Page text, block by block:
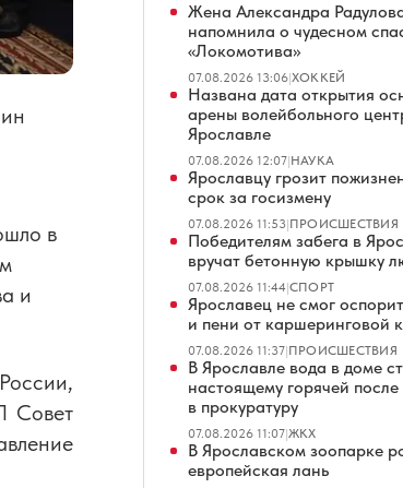
в
и
Совет
Жена Александра
напомнила о чудесном
«Локомотива»
07.08.2026 13:06|ХОККЕЙ
Названа дата открытия
арены волейбольного
Ярославле
07.08.2026 12:07|НАУКА
Ярославцу грозит
срок за госизмену
07.08.2026 11:53|ПРОИСШЕСТВИЯ
Победителям забега в
вручат бетонную крышку
07.08.2026 11:44|СПОРТ
Ярославец не смог
и пени от каршеринговой
07.08.2026 11:37|ПРОИСШЕСТВИЯ
В Ярославле вода в доме
настоящему горячей
в прокуратуру
07.08.2026 11:07|ЖКХ
В Ярославском зоопарке
европейская лань